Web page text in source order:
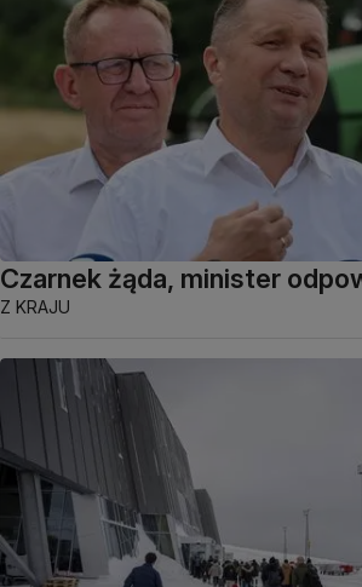
Czarnek żąda, minister
Z KRAJU